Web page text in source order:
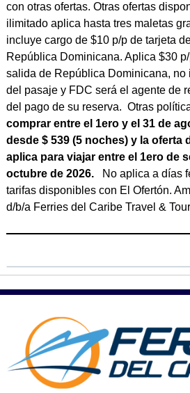
con otras ofertas. Otras ofertas
ilimitado aplica hasta tres maletas
incluye cargo de $10 p/p de tarjeta
República Dominicana. Aplica $30
salida de República Dominicana, no
del pasaje y FDC será el agente de
del pago de su reserva. Otras
comprar entre el 1ero y el 31 de
desde $ 539 (5 noches) y la oferta
aplica para viajar entre el 1ero de
octubre de 2026.
No aplica a días
tarifas disponibles con El Ofertón.
d/b/a Ferries del Caribe Travel &